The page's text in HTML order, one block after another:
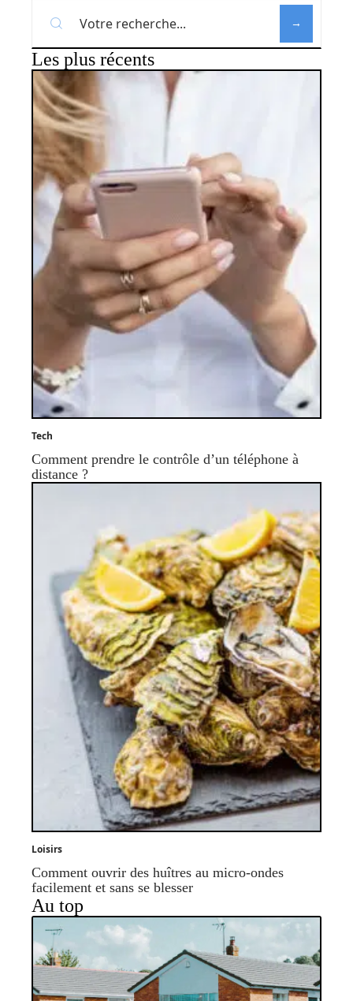
Les plus récents
Tech
Comment prendre le contrôle d’un téléphone à
distance ?
Loisirs
Comment ouvrir des huîtres au micro-ondes
facilement et sans se blesser
Au top